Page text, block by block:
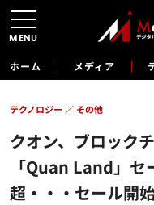
ホーム メディア
クオン、ブロック
「Quan Land」
超・・・セール開
テクノロジー その他
MENU